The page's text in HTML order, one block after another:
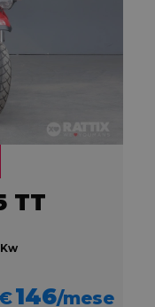
TT
146/mese